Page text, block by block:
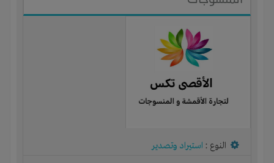
النوع : استيراد وتصدير